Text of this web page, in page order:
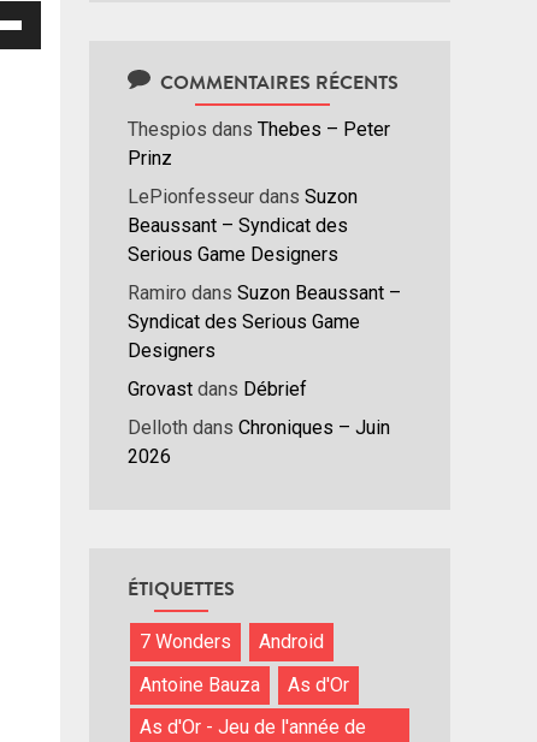
COMMENTAIRES RÉCENTS
Thespios dans Thebes – Peter
Prinz
LePionfesseur dans Suzon
Beaussant – Syndicat des
Serious Game Designers
Ramiro dans Suzon Beaussant –
Syndicat des Serious Game
Designers
Grovast dans Débrief
Delloth dans Chroniques – Juin
2026
ÉTIQUETTES
7 Wonders
Android
Antoine Bauza
As d'Or
As d'Or - Jeu de l'année de